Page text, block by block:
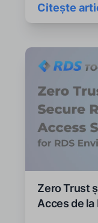
Citește
Zero Trust
Acces de la